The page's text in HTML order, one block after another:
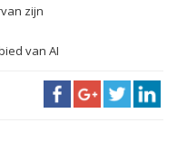
zijn
van AI